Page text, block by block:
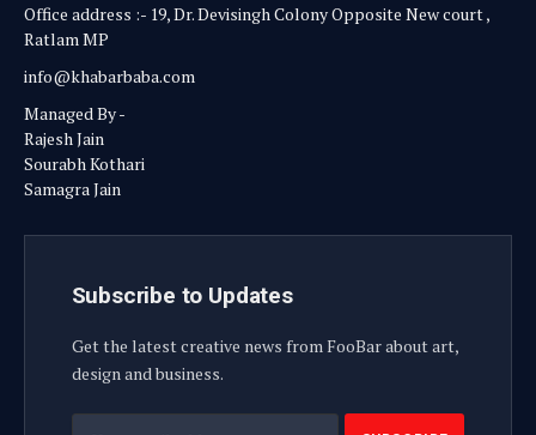
Office address :- 19, Dr. Devisingh Colony Opposite New court ,
Ratlam MP
info@khabarbaba.com
Managed By -
Rajesh Jain
Sourabh Kothari
Samagra Jain
Subscribe to Updates
Get the latest creative news from FooBar about art,
design and business.